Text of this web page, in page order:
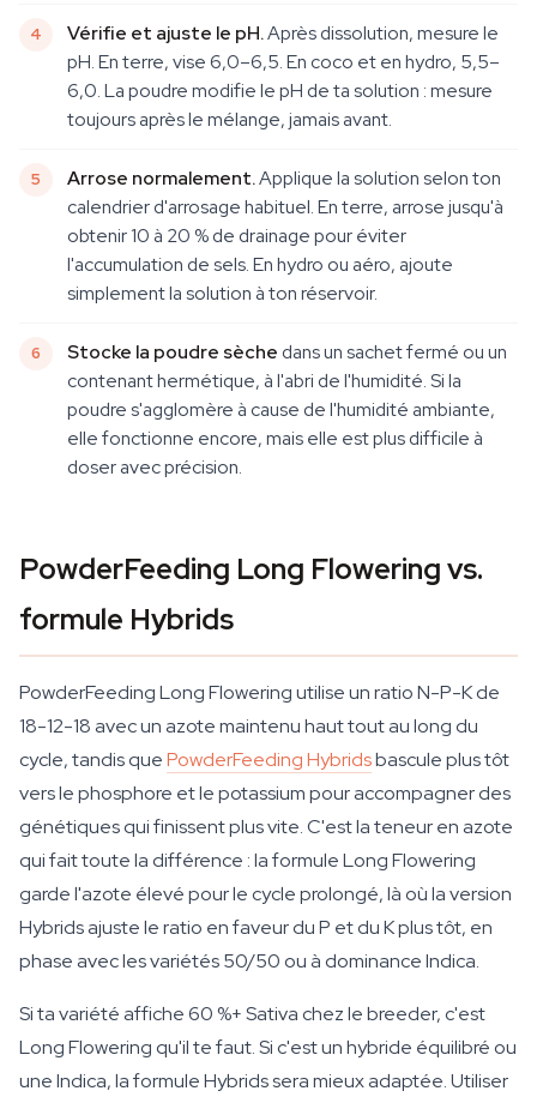
Vérifie et ajuste le pH.Après dissolution, mesure le
pH. En terre, vise 6,0–6,5. En coco et en hydro, 5,5–
6,0. La poudre modifie le pH de ta solution : mesure
toujours après le mélange, jamais avant.
Arrose normalement.Applique la solution selon ton
calendrier d'arrosage habituel. En terre, arrose jusqu'à
obtenir 10 à 20 % de drainage pour éviter
l'accumulation de sels. En hydro ou aéro, ajoute
simplement la solution à ton réservoir.
Stocke la poudre sèche dans un sachet fermé ou un
contenant hermétique, à l'abri de l'humidité. Si la
poudre s'agglomère à cause de l'humidité ambiante,
elle fonctionne encore, mais elle est plus difficile à
doser avec précision.
PowderFeeding Long Flowering vs.
formule Hybrids
PowderFeeding Long Flowering utilise un ratio N-P-K de
18-12-18 avec un azote maintenu haut tout au long du
cycle, tandis quePowderFeeding Hybridsbascule plus tôt
vers le phosphore et le potassium pour accompagner des
génétiques qui finissent plus vite. C'est la teneur en azote
qui fait toute la différence : la formule Long Flowering
garde l'azote élevé pour le cycle prolongé, là où la version
Hybrids ajuste le ratio en faveur du P et du K plus tôt, en
phase avec les variétés 50/50 ou à dominance Indica.
Si ta variété affiche 60 %+ Sativa chez le breeder, c'est
Long Flowering qu'il te faut. Si c'est un hybride équilibré ou
une Indica, la formule Hybrids sera mieux adaptée. Utiliser